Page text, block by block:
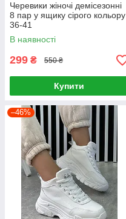
Черевики жіночі демісезонні
8 пар у ящику сірого кольору
36-41
В наявності
299 ₴ 550 ₴
Купити
–46%